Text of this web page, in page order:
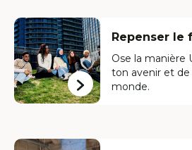
Repenser le
Ose la manière
ton avenir et
monde.